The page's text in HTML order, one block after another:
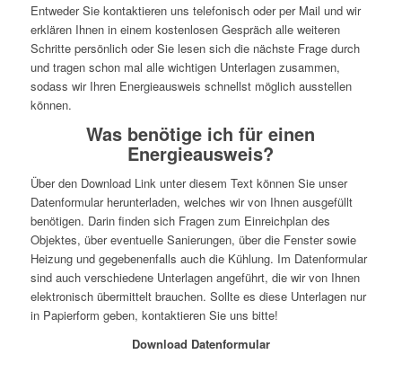
Entweder Sie kontaktieren uns telefonisch oder per Mail und wir
erklären Ihnen in einem kostenlosen Gespräch alle weiteren
Schritte persönlich oder Sie lesen sich die nächste Frage durch
und tragen schon mal alle wichtigen Unterlagen zusammen,
sodass wir Ihren Energieausweis schnellst möglich ausstellen
können.
Was benötige ich für einen
Energieausweis?
Über den Download Link unter diesem Text können Sie unser
Datenformular herunterladen, welches wir von Ihnen ausgefüllt
benötigen. Darin finden sich Fragen zum Einreichplan des
Objektes, über eventuelle Sanierungen, über die Fenster sowie
Heizung und gegebenenfalls auch die Kühlung. Im Datenformular
sind auch verschiedene Unterlagen angeführt, die wir von Ihnen
elektronisch übermittelt brauchen. Sollte es diese Unterlagen nur
in Papierform geben, kontaktieren Sie uns bitte!
Download Datenformular